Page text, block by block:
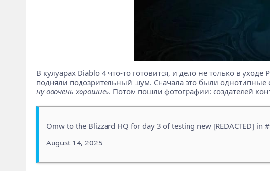
В кулуарах Diablo 4 что-то готовится, и дело не только в
подняли подозрительный шум. Сначала это были однотипные
ну ооочень хорошие». Потом пошли фотографии: создателей
Omw to the Blizzard HQ for day 3 of testing new [REDACTED] in
August 14, 2025